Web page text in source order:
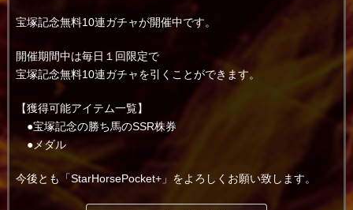
宝塚記念無料10連ガチャが開催中です。
開催期間中は毎日１回限定で
宝塚記念無料10連ガチャを引くことができます。
【獲得可能アイテム一覧】
●宝塚記念の勝ち馬のSSR株券
●メダル
今後とも「StarHorsePocket+」をよろしくお願い致します。